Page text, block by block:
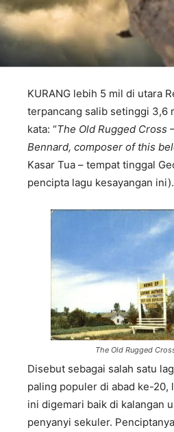
KURANG lebih 5 mil di utara
terpancang salib setinggi 3,6
kata: “The Old Rugged Cross
Bennard, composer of this
Kasar Tua – tempat tinggal
pencipta lagu kesayangan ini).
The Old Rugged
Disebut sebagai salah satu
paling populer di abad ke-20,
ini digemari baik di kalangan
penyanyi sekuler.